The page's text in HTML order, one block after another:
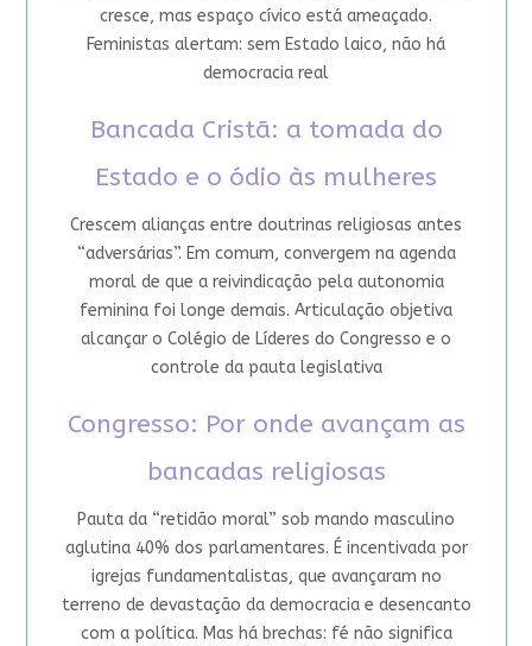
cresce, mas espaço cívico está ameaçado.
Feministas alertam: sem Estado laico, não há
democracia real
Bancada Cristã: a tomada do
Estado e o ódio às mulheres
Crescem alianças entre doutrinas religiosas antes
“adversárias”. Em comum, convergem na agenda
moral de que a reivindicação pela autonomia
feminina foi longe demais. Articulação objetiva
alcançar o Colégio de Líderes do Congresso e o
controle da pauta legislativa
Congresso: Por onde avançam as
bancadas religiosas
Pauta da “retidão moral” sob mando masculino
aglutina 40% dos parlamentares. É incentivada por
igrejas fundamentalistas, que avançaram no
terreno de devastação da democracia e desencanto
com a política. Mas há brechas: fé não significa